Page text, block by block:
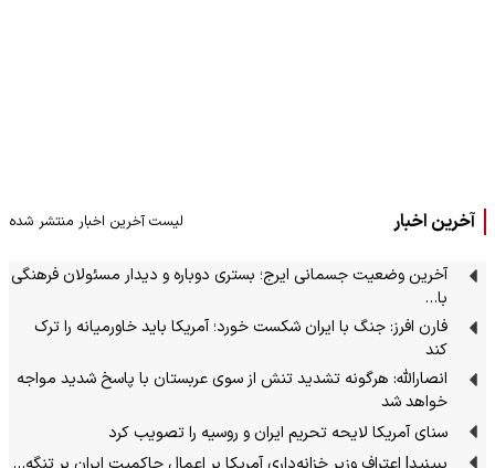
آخرین اخبار لیست آخرین اخبار منتشر شده
آخرین وضعیت جسمانی ایرج؛ بستری دوباره و دیدار مسئولان فرهنگی
با…
فارن افرز: جنگ با ایران شکست خورد؛ آمریکا باید خاورمیانه را ترک
کند
انصارالله: هرگونه تشدید تنش از سوی عربستان با پاسخ شدید مواجه
خواهد شد
سنای آمریکا لایحه تحریم ایران و روسیه را تصویب کرد